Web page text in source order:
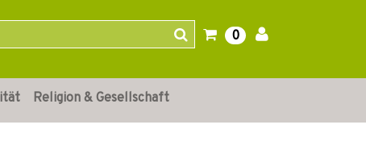
0
Religion & Gesellschaft